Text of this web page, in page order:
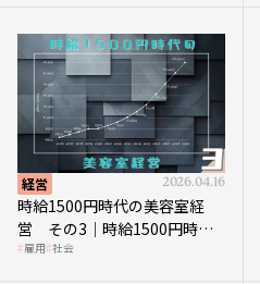
経営 2026.04.16
時給1500円時代の美容室経
営 その3｜時給1500円時
代、美容業はどのような影響
雇用 社会